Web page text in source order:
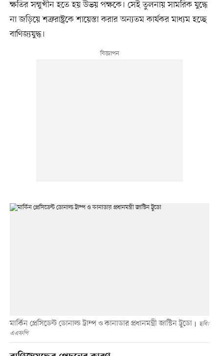
ক্ষতির সম্মুখীন হতে হয় উভয় পক্ষকে। সেই তুলনায় সামরিক যুদ্ধে
না জড়িয়ে শত্রুরাষ্ট্রকে শায়েস্তা করার অন্যতম কার্যকর মাধ্যম হচ্ছে
বাণিজ্যযুদ্ধ।
মার্কিন প্রেসিডেন্ট ডোনাল্ড ট্রাম্প ও কানাডার প্রধানমন্ত্রী জাস্টিন ট্রুডো
ছবি:
এএফপি